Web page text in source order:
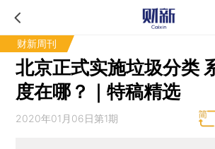
财新周刊
北京正式实施垃圾分类
度在哪？｜特稿精选
2020年01月06日第1期